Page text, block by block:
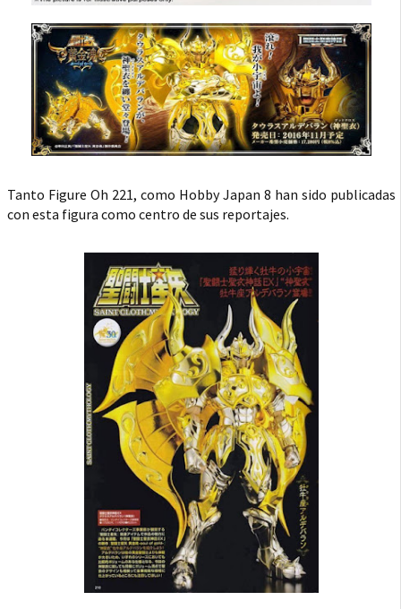
Tanto Figure Oh 221, como Hobby Japan 8 han sido publicadas
con esta figura como centro de sus reportajes.